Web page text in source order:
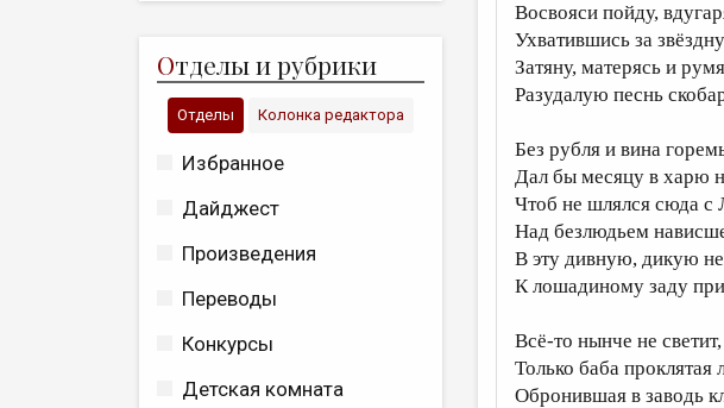
Отделы и рубрики
Отделы Колонка редактора
Избранное
Дайджест
Произведения
Переводы
Конкурсы
Детская комната
Восвояси пойду,
Ухватившись за
Затяну, матерясь и
Разудалую песнь
Без рубля и вина
Дал бы месяцу в харю
Чтоб не шлялся сюда с
Над безлюдьем
В эту дивную, дикую
К лошадиному заду
Всё-то нынче не
Только баба проклятая
Обронившая в заводь